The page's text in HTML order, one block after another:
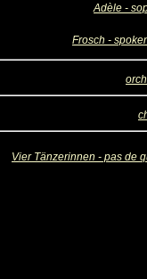
Adèle -
Frosch -
Vier Tänzerinnen - pas de